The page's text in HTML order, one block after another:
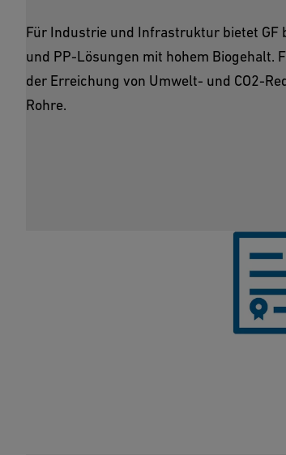
Für Industrie und Infrastruktur bietet GF
und PP-Lösungen mit hohem Biogehalt.
der Erreichung von Umwelt- und CO2-
Rohre.